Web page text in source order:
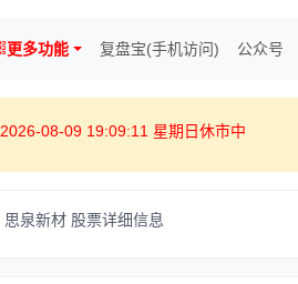
更多功能 复盘宝(手机访问) 公众号
2026-08-09 19:09:12 星期日休市中
思泉新材 股票详细信息